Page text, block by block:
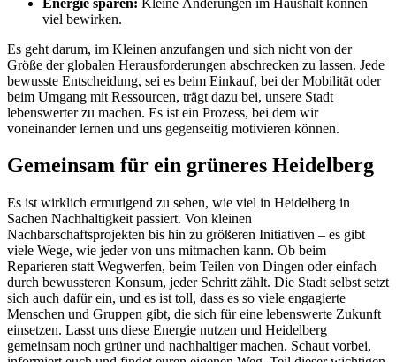
viel bewirken.
Es geht darum, im Kleinen anzufangen und sich nicht von der
Größe der globalen Herausforderungen abschrecken zu lassen. Jede
bewusste Entscheidung, sei es beim Einkauf, bei der Mobilität oder
beim Umgang mit Ressourcen, trägt dazu bei, unsere Stadt
lebenswerter zu machen. Es ist ein Prozess, bei dem wir
voneinander lernen und uns gegenseitig motivieren können.
Gemeinsam für ein grüneres Heidelberg
Es ist wirklich ermutigend zu sehen, wie viel in Heidelberg in
Sachen Nachhaltigkeit passiert. Von kleinen
Nachbarschaftsprojekten bis hin zu größeren Initiativen – es gibt
viele Wege, wie jeder von uns mitmachen kann. Ob beim
Reparieren statt Wegwerfen, beim Teilen von Dingen oder einfach
durch bewussteren Konsum, jeder Schritt zählt. Die Stadt selbst setzt
sich auch dafür ein, und es ist toll, dass es so viele engagierte
Menschen und Gruppen gibt, die sich für eine lebenswerte Zukunft
einsetzen. Lasst uns diese Energie nutzen und Heidelberg
gemeinsam noch grüner und nachhaltiger machen. Schaut vorbei,